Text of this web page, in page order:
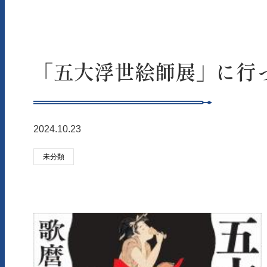
「五大浮世絵師展」に行
2024.10.23
未分類